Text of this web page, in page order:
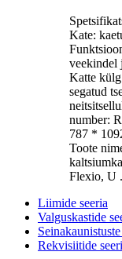
Kate:
veekindel
Katte
segatud
number:
787 *
Toote
Flexio, U
Liimide seeria
Valguskastide
Seinakaunistuste
Rekvisiitide